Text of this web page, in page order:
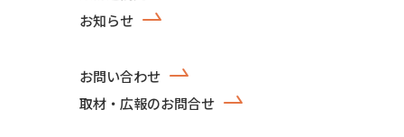
お知らせ
お問い合わせ
取材・広報のお問合せ